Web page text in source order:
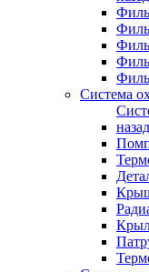
Система
назад